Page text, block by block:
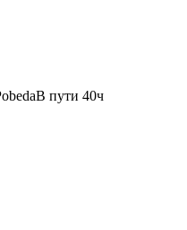
В пути 40ч